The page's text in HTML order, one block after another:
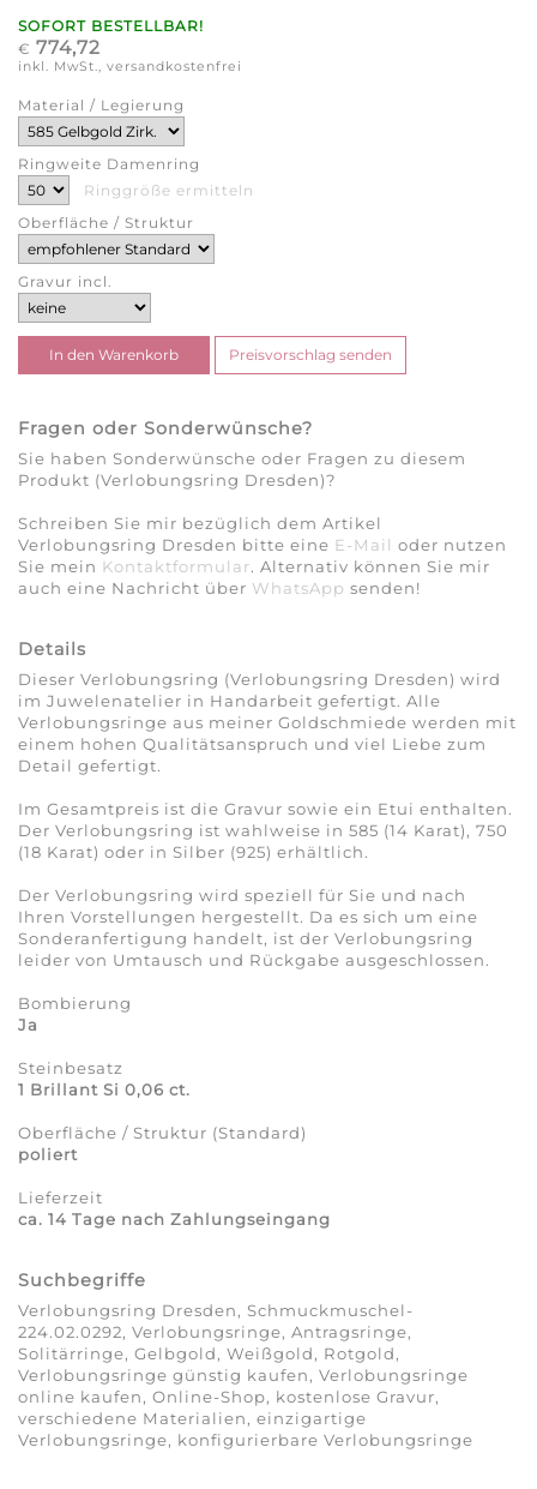
SOFORT BESTELLBAR!
€ 774,72
inkl. MwSt., versandkostenfrei
Material / Legierung
Ringweite Damenring
Ringgröße ermitteln
Oberfläche / Struktur
Gravur incl.
Fragen oder Sonderwünsche?
Sie haben Sonderwünsche oder Fragen zu diesem
Produkt (Verlobungsring Dresden)?
Schreiben Sie mir bezüglich dem Artikel
Verlobungsring Dresden bitte eine E-Mail oder nutzen
Sie mein Kontaktformular. Alternativ können Sie mir
auch eine Nachricht über WhatsApp senden!
Details
Dieser Verlobungsring (Verlobungsring Dresden) wird
im Juwelenatelier in Handarbeit gefertigt. Alle
Verlobungsringe aus meiner Goldschmiede werden mit
einem hohen Qualitäts­anspruch und viel Liebe zum
Detail gefertigt.
Im Gesamtpreis ist die Gravur sowie ein Etui enthalten.
Der Verlobungsring ist wahlweise in 585 (14 Karat), 750
(18 Karat) oder in Silber (925) erhältlich.
Der Verlobungsring wird speziell für Sie und nach
Ihren Vorstellungen hergestellt. Da es sich um eine
Sonderanfertigung handelt, ist der Verlobungsring
leider von Umtausch und Rückgabe ausgeschlossen.
Bombierung
Ja
Steinbesatz
1 Brillant Si 0,06 ct.
Oberfläche / Struktur (Standard)
poliert
Lieferzeit
ca. 14 Tage nach Zahlungseingang
Suchbegriffe
Verlobungsring Dresden, Schmuckmuschel-
224.02.0292, Verlobungsringe, Antragsringe,
Solitärringe, Gelbgold, Weißgold, Rotgold,
Verlobungsringe günstig kaufen, Verlobungsringe
online kaufen, Online-Shop, kostenlose Gravur,
verschiedene Materialien, einzigartige
Verlobungsringe, konfigurierbare Verlobungsringe